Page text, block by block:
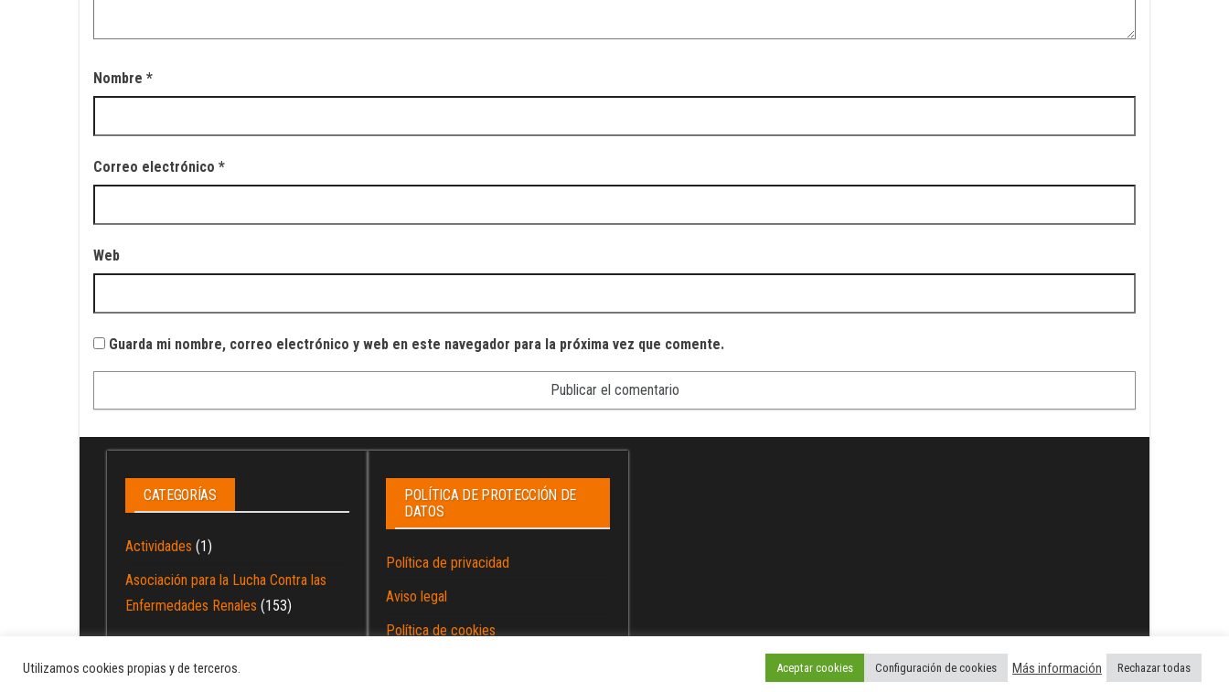
Nombre *
Correo electrónico *
Web
Guarda mi nombre, correo electrónico y web en este navegador para la próxima vez que comente.
CATEGORÍAS
Actividades (1)
Asociación para la Lucha Contra las
Enfermedades Renales (153)
POLÍTICA DE PROTECCIÓN DE
DATOS
Política de privacidad
Aviso legal
Política de cookies
Utilizamos cookies propias y de terceros. Aceptar cookies Configuración de cookies Más información Rechazar todas